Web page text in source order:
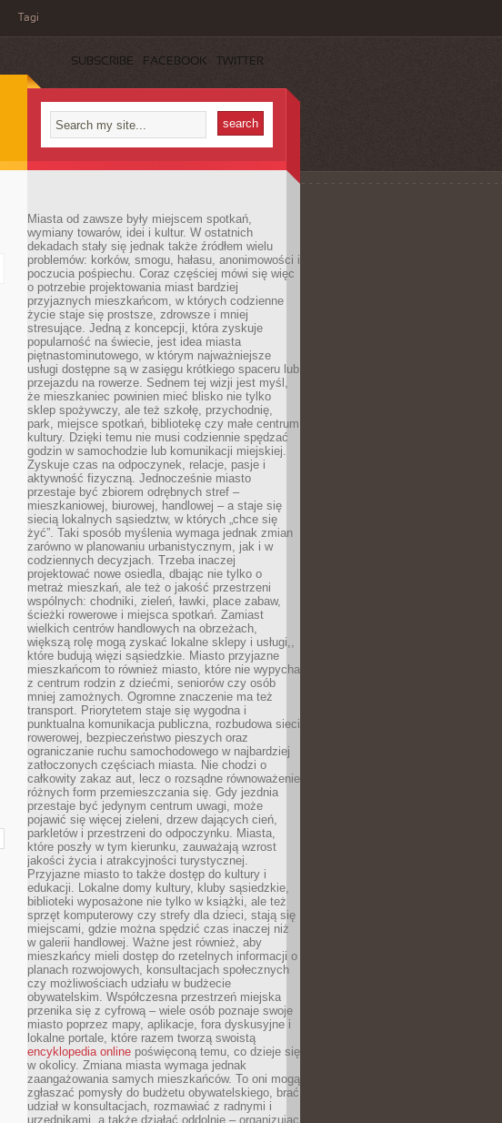
Tagi
SUBSCRIBE FACEBOOK TWITTER
Miasta od zawsze były miejscem spotkań,
wymiany towarów, idei i kultur. W ostatnich
dekadach stały się jednak także źródłem wielu
problemów: korków, smogu, hałasu, anonimowości i
poczucia pośpiechu. Coraz częściej mówi się więc
o potrzebie projektowania miast bardziej
przyjaznych mieszkańcom, w których codzienne
życie staje się prostsze, zdrowsze i mniej
stresujące. Jedną z koncepcji, która zyskuje
popularność na świecie, jest idea miasta
piętnastominutowego, w którym najważniejsze
usługi dostępne są w zasięgu krótkiego spaceru lub
przejazdu na rowerze. Sednem tej wizji jest myśl,
że mieszkaniec powinien mieć blisko nie tylko
sklep spożywczy, ale też szkołę, przychodnię,
park, miejsce spotkań, bibliotekę czy małe centrum
kultury. Dzięki temu nie musi codziennie spędzać
godzin w samochodzie lub komunikacji miejskiej.
Zyskuje czas na odpoczynek, relacje, pasje i
aktywność fizyczną. Jednocześnie miasto
przestaje być zbiorem odrębnych stref –
mieszkaniowej, biurowej, handlowej – a staje się
siecią lokalnych sąsiedztw, w których „chce się
żyć”. Taki sposób myślenia wymaga jednak zmian
zarówno w planowaniu urbanistycznym, jak i w
codziennych decyzjach. Trzeba inaczej
projektować nowe osiedla, dbając nie tylko o
metraż mieszkań, ale też o jakość przestrzeni
wspólnych: chodniki, zieleń, ławki, place zabaw,
ścieżki rowerowe i miejsca spotkań. Zamiast
wielkich centrów handlowych na obrzeżach,
większą rolę mogą zyskać lokalne sklepy i usługi,,
które budują więzi sąsiedzkie. Miasto przyjazne
mieszkańcom to również miasto, które nie wypycha
z centrum rodzin z dziećmi, seniorów czy osób
mniej zamożnych. Ogromne znaczenie ma też
transport. Priorytetem staje się wygodna i
punktualna komunikacja publiczna, rozbudowa sieci
rowerowej, bezpieczeństwo pieszych oraz
ograniczanie ruchu samochodowego w najbardziej
zatłoczonych częściach miasta. Nie chodzi o
całkowity zakaz aut, lecz o rozsądne równoważenie
różnych form przemieszczania się. Gdy jezdnia
przestaje być jedynym centrum uwagi, może
pojawić się więcej zieleni, drzew dających cień,
parkletów i przestrzeni do odpoczynku. Miasta,
które poszły w tym kierunku, zauważają wzrost
jakości życia i atrakcyjności turystycznej.
Przyjazne miasto to także dostęp do kultury i
edukacji. Lokalne domy kultury, kluby sąsiedzkie,
biblioteki wyposażone nie tylko w książki, ale też
sprzęt komputerowy czy strefy dla dzieci, stają się
miejscami, gdzie można spędzić czas inaczej niż
w galerii handlowej. Ważne jest również, aby
mieszkańcy mieli dostęp do rzetelnych informacji o
planach rozwojowych, konsultacjach społecznych
czy możliwościach udziału w budżecie
obywatelskim. Współczesna przestrzeń miejska
przenika się z cyfrową – wiele osób poznaje swoje
miasto poprzez mapy, aplikacje, fora dyskusyjne i
lokalne portale, które razem tworzą swoistą
encyklopedia online poświęconą temu, co dzieje się
w okolicy. Zmiana miasta wymaga jednak
zaangażowania samych mieszkańców. To oni mogą
zgłaszać pomysły do budżetu obywatelskiego, brać
udział w konsultacjach, rozmawiać z radnymi i
urzędnikami, a także działać oddolnie – organizując